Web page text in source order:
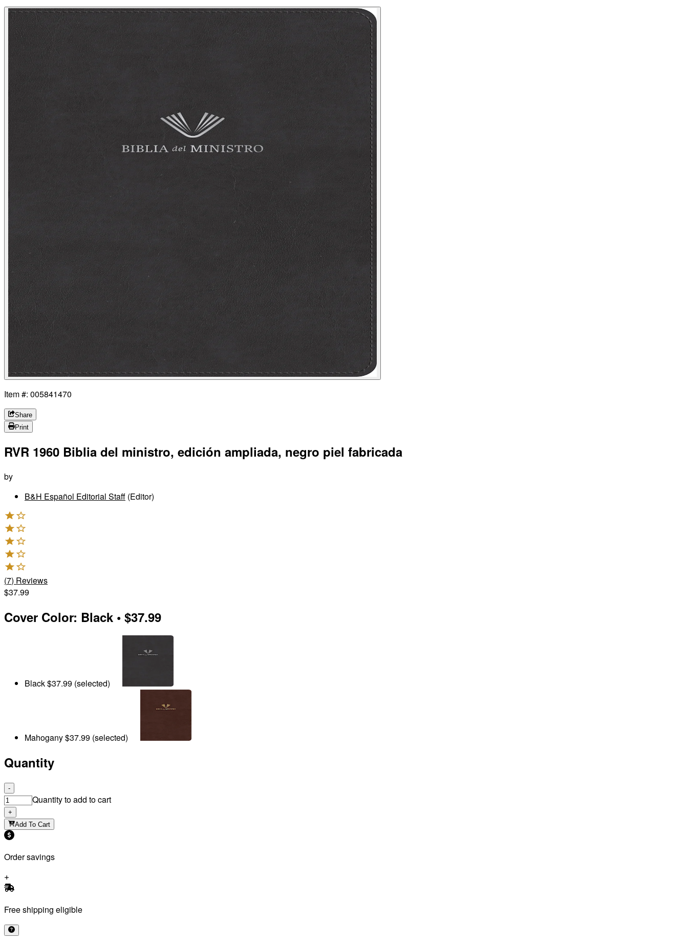
Item #: 005841470
Share
Print
RVR 1960 Biblia del ministro, edición ampliada, negro piel fabricada
by
B&H Español Editorial Staff (Editor)
(7) Reviews
$37.99
Cover Color: Black • $37.99
Black$37.99 (selected)
Mahogany$37.99 (selected)
Quantity
-
Quantity to add to cart
+
Add To Cart
Order savings
Free shipping eligible